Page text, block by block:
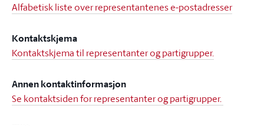
Alfabetisk liste over representantenes e-postadresser
Kontaktskjema
Kontaktskjema til representanter og partigrupper.
Annen kontaktinformasjon
Se kontaktsiden for representanter og partigrupper.